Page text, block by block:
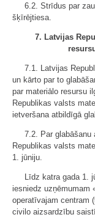
6.2. Strīdus par
šķīrējtiesa.
7. Latvijas
7.1. Latvijas
un kārto par to
par materiālo resursu
Republikas valsts
ietveršana atbildīgā
7.2. Par glabāšanu
Republikas valsts
1. jūniju.
Līdz katra gada 1.
iesniedz uzņēmumam
operatīvajam centram
civilo aizsardzību